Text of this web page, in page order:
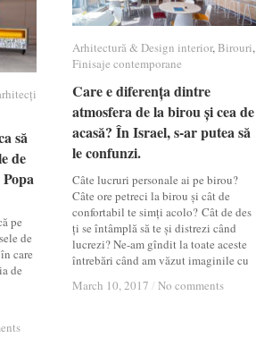
să
de
pe
de
care
de
să
de
Arhitectură & Design interior, Birouri,
Finisaje contemporane
Care e diferența dintre
atmosfera de la birou și cea de
acasă? În Israel, s-ar putea să
le confunzi.
Câte lucruri personale ai pe birou?
Câte ore petreci la birou și cât de
confortabil te simți acolo? Cât de des
ți se întâmplă să te și distrezi când
lucrezi? Ne-am gîndit la toate aceste
întrebări când am văzut imaginile cu
March 10, 2017 / No comments
Arhitectură & Design interior Birouri
Finisaje contemporane
Care e diferența dintre
atmosfera de la birou și cea de
acasă? În Israel, s-ar putea să
le confunzi.
March 10, 2017 / No comments